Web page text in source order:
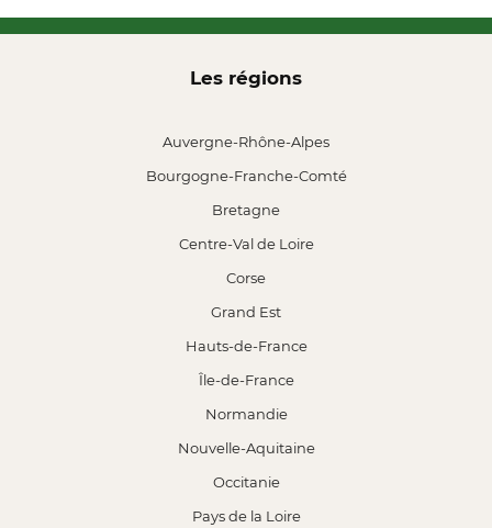
Les régions
Auvergne-Rhône-Alpes
Bourgogne-Franche-Comté
Bretagne
Centre-Val de Loire
Corse
Grand Est
Hauts-de-France
Île-de-France
Normandie
Nouvelle-Aquitaine
Occitanie
Pays de la Loire